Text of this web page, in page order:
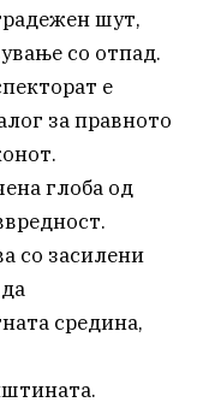
шут,
со отпад.
е
за правното
глоба од
со засилени
средина,